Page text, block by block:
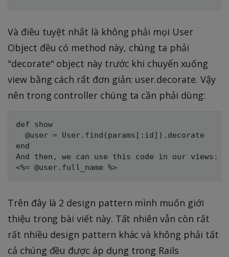
Và điều tuyệt nhất là không phải mọi User
Object đều có method này, chúng ta phải
"decorate" object này trước khi chuyển xuống
view bằng cách rất đơn giản: user.decorate. Vậy
nên trong controller chúng ta cần phải dùng:
def show
  @user = User.find(params[:id]).decorate
end
And then, we can use this code in our views:
Trên đây là 2 design pattern mình muốn giới
thiệu trong bài viết này. Tất nhiên vẫn còn rất
rất nhiều design pattern khác và không phải tất
cả chúng đều được áp dụng trong Rails